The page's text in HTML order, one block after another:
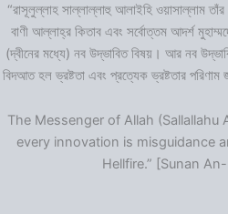
“রাসূলুল্লাহ সাল্লাল্লাহু আলাইহি ওয়াসাল্লাম
বাণী আল্লাহ্‌র কিতাব এবং সর্বোত্তম আদর্শ
(দ্বীনের মধ্যে) নব উদ্ভাবিত বিষয়। আর নব
বিদআত হল ভ্রষ্টতা এবং প্রত্যেক ভ্রষ্টতার
The Messenger of Allah (Sallallahu
every innovation is misguidance
Hellfire.” [Sunan An-